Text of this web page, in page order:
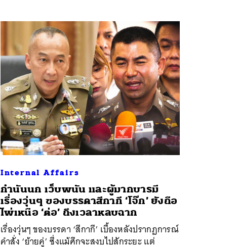
Internal Affairs
กำนันนก เว็บพนัน และผู้มากบารมี
เรื่องวุ่นๆ ของบรรดาสีกากี ‘โจ๊ก’ ยังถือ
ไพ่เหนือ ‘ต่อ’ ถึงเวลาหลบฉาก
เรื่องวุ่นๆ ของบรรดา ‘สีกากี’ เบื้องหลังปรากฏการณ์
คำสั่ง ‘ย้ายคู่’ ซึ่งแม้ศึกจะสงบไปสักระยะ แต่